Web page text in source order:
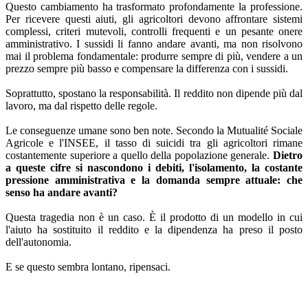
Questo cambiamento ha trasformato profondamente la professione.
Per ricevere questi aiuti, gli agricoltori devono affrontare sistemi
complessi, criteri mutevoli, controlli frequenti e un pesante onere
amministrativo. I sussidi li fanno andare avanti, ma non risolvono
mai il problema fondamentale: produrre sempre di più, vendere a un
prezzo sempre più basso e compensare la differenza con i sussidi.
Soprattutto, spostano la responsabilità. Il reddito non dipende più dal
lavoro, ma dal rispetto delle regole.
Le conseguenze umane sono ben note. Secondo la Mutualité Sociale
Agricole e l'INSEE, il tasso di suicidi tra gli agricoltori rimane
costantemente superiore a quello della popolazione generale. Dietro
a queste cifre si nascondono i debiti, l'isolamento, la costante
pressione amministrativa e la domanda sempre attuale: che
senso ha andare avanti?
Questa tragedia non è un caso. È il prodotto di un modello in cui
l'aiuto ha sostituito il reddito e la dipendenza ha preso il posto
dell'autonomia.
E se questo sembra lontano, ripensaci.